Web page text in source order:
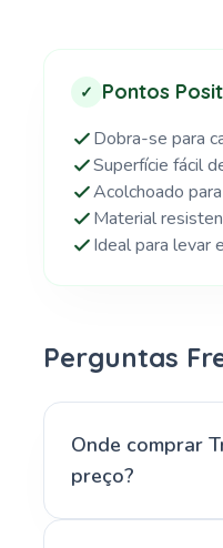
✓ Pontos
Dobra-se para
Superfície fácil
Acolchoado
Material
Ideal para levar
Perguntas
Onde comprar
preço?